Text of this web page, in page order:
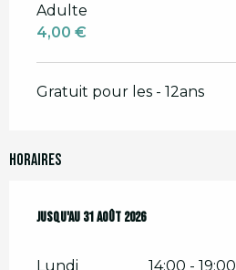
Adulte
4,00 €
Gratuit pour les - 12ans
Horaires
Du1 juillet 2026 au31 août 2026
Jusqu'au 31 août 2026
Lundi 14:00 - 19:00